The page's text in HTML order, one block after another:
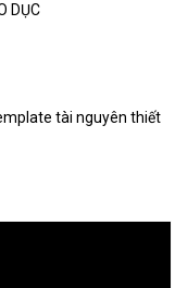
DỤC
tài nguyên thiết